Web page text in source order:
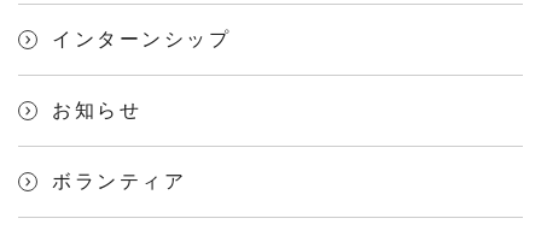
インターンシップ
お知らせ
ボランティア